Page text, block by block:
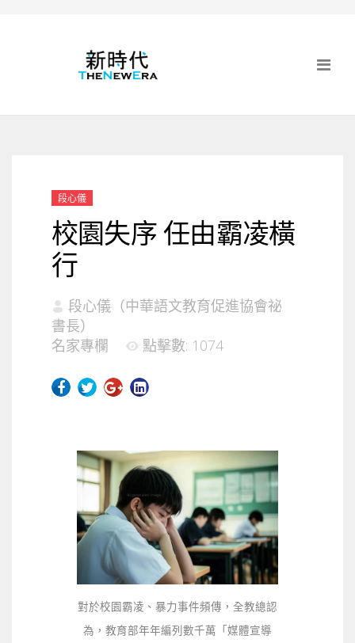
段心儀
校園失序 任由霸凌橫
行
段心儀（中華語文教育促進協會祕
書長）
名家專欄
點擊數: 1074
對於校園霸凌、暴力事件頻傳，全教總認
為，教育部年年編列數千萬「媒體宣導